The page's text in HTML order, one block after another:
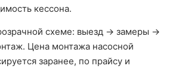
кессона.
схеме: выезд → замеры →
Цена монтажа насосной
заранее, по прайсу и